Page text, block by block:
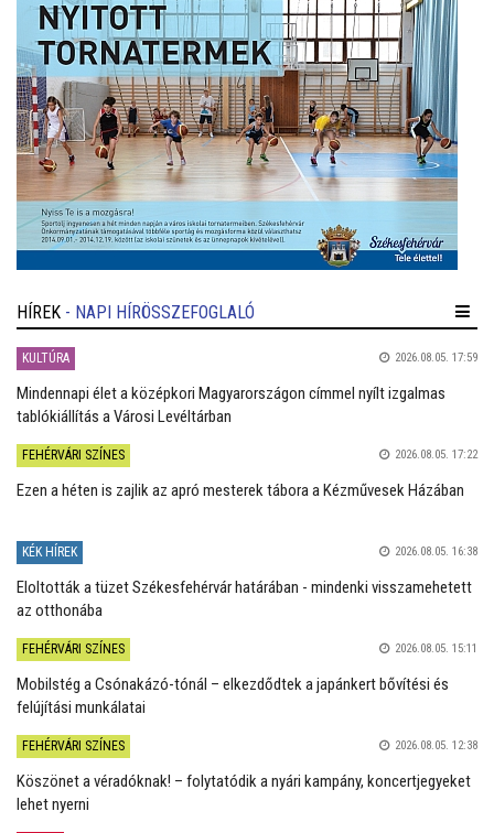
HÍREK - NAPI HÍRÖSSZEFOGLALÓ
KULTÚRA 2026.08.05. 17:59
Mindennapi élet a középkori Magyarországon címmel nyílt izgalmas
tablókiállítás a Városi Levéltárban
FEHÉRVÁRI SZÍNES 2026.08.05. 17:22
Ezen a héten is zajlik az apró mesterek tábora a Kézművesek Házában
KÉK HÍREK 2026.08.05. 16:38
Eloltották a tüzet Székesfehérvár határában - mindenki visszamehetett
az otthonába
FEHÉRVÁRI SZÍNES 2026.08.05. 15:11
Mobilstég a Csónakázó-tónál – elkezdődtek a japánkert bővítési és
felújítási munkálatai
FEHÉRVÁRI SZÍNES 2026.08.05. 12:38
Köszönet a véradóknak! – folytatódik a nyári kampány, koncertjegyeket
lehet nyerni